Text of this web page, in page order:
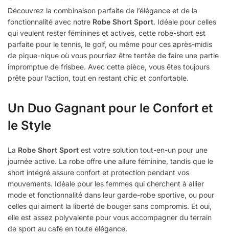
Découvrez la combinaison parfaite de l’élégance et de la
fonctionnalité avec notre Robe Short Sport. Idéale pour celles
qui veulent rester féminines et actives, cette robe-short est
parfaite pour le tennis, le golf, ou même pour ces après-midis
de pique-nique où vous pourriez être tentée de faire une partie
impromptue de frisbee. Avec cette pièce, vous êtes toujours
prête pour l’action, tout en restant chic et confortable.
Un Duo Gagnant pour le Confort et
le Style
La Robe Short Sport est votre solution tout-en-un pour une
journée active. La robe offre une allure féminine, tandis que le
short intégré assure confort et protection pendant vos
mouvements. Idéale pour les femmes qui cherchent à allier
mode et fonctionnalité dans leur garde-robe sportive, ou pour
celles qui aiment la liberté de bouger sans compromis. Et oui,
elle est assez polyvalente pour vous accompagner du terrain
de sport au café en toute élégance.